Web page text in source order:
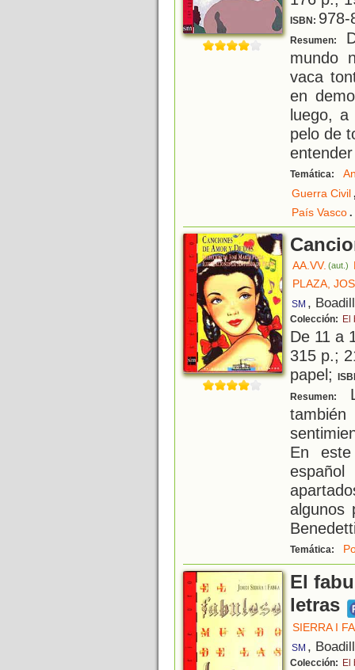
ISBN: 978-
Resumen:
mundo
vaca
en
luego,
pelo de
Temática:
Guerra Civil
País Vasco.
AA.VV. (aut.)
PLAZA,
SM ,
Colección: El
De 11 a
315 p.;
papel;
Resumen:
En
algunos
Temática:
El
letras
SIERRA I
SM ,
Colección: El